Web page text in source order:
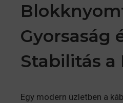
Gyorsaság
Stabilitás a
Egy modern üzletben a